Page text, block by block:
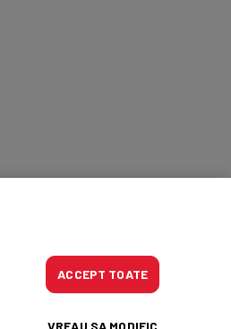
ACCEPT TOATE
VREAU SA MODIFIC